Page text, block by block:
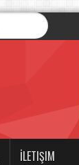
İLETIŞIM